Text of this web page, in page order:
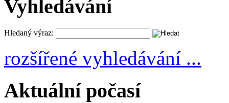
Vyhledávání
Hledaný výraz:
rozšířené vyhledávání ...
Aktuální počasí